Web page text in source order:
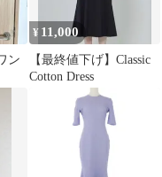
ン
¥ 11,000
【最終値下げ】Classic
Cotton Dress